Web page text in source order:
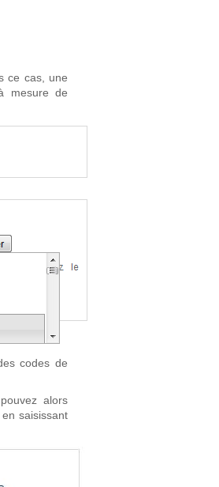
ce cas, une
mesure de
codes de
alors
saisissant